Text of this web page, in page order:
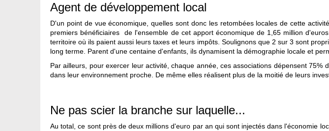
Agent de développement local
D'un point de vue économique, quelles sont donc les retombées locales de cette
premiers bénéficiaires de l'ensemble de cet apport économique de 1,65 million
territoire où ils paient aussi leurs taxes et leurs impôts. Soulignons que 2 sur 3 sont
long terme. Parent d'une centaine d'enfants, ils dynamisent la démographie locale et
Par ailleurs, pour exercer leur activité, chaque année, ces associations dépensent
dans leur environnement proche. De même elles réalisent plus de la moitié de leurs
Ne pas scier la branche sur laquelle...
Au total, ce sont près de deux millions d'euro par an qui sont injectés dans l'économie